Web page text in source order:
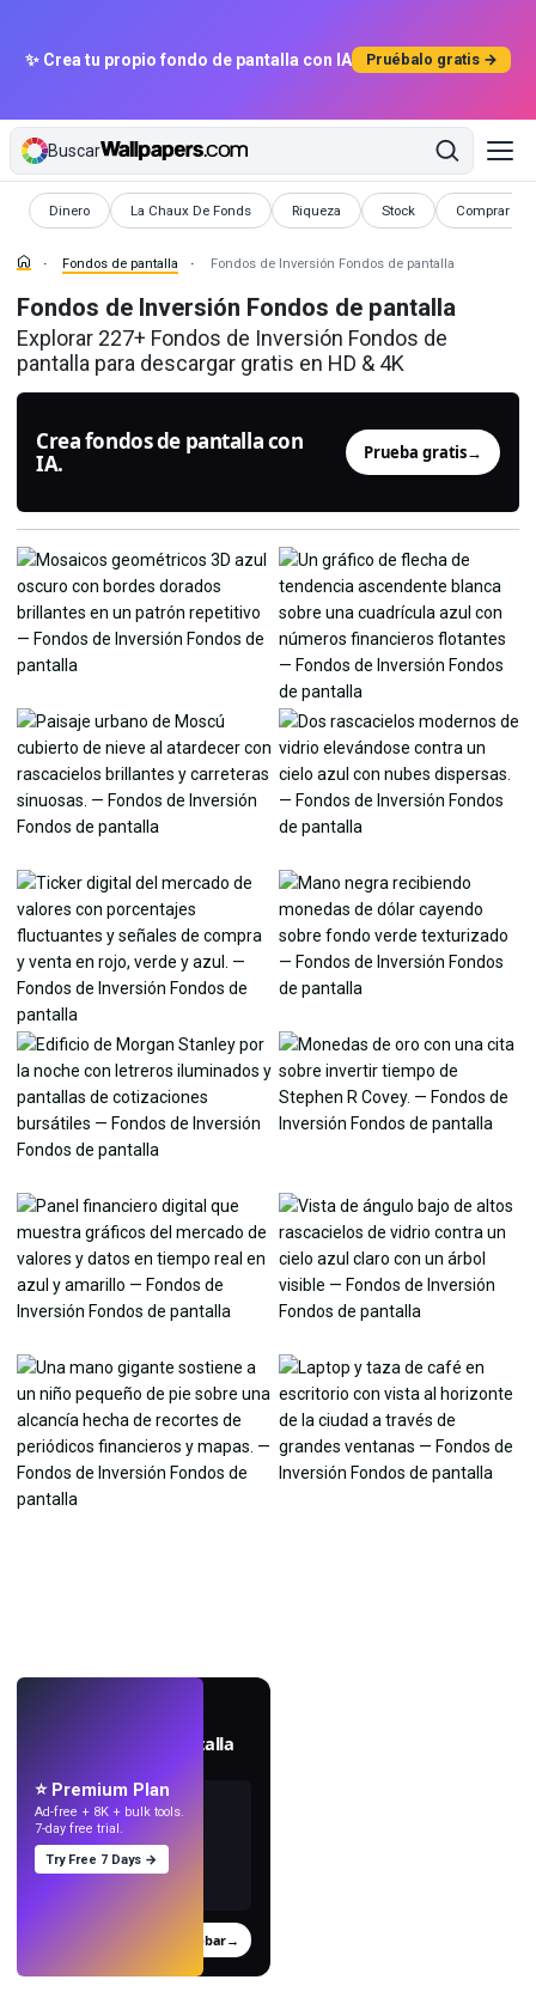
✨ Crea tu propio fondo de pantalla con IA Pruébalo gratis →
Buscar
Dinero
Fondos de pantallaLa Chaux De Fonds
Fondos de pantalla Riqueza
Fondos de pantalla
Stock
Fondos de pantalla
Comprar
Fondos de
Fondos de pantalla Fondos de Inversión Fondos de pantalla
Fondos de Inversión Fondos de pantalla
Explorar 227+ Fondos de Inversión Fondos de
pantalla para descargar gratis en HD & 4K
Crea fondos de pantalla con
IA.
Prueba gratis→
Crea fondos de pantalla
Probar→
⭐ Premium Plan
Ad-free + 8K + bulk tools.
7-day free trial.
Try Free 7 Days →